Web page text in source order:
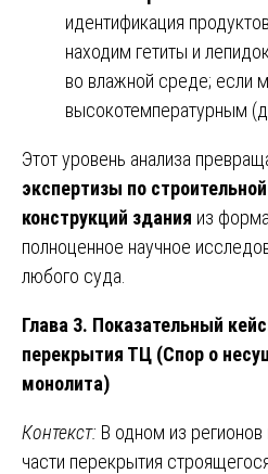
идентификация
находим гетиты и
во влажной среде; если
высокотемпературным
Этот уровень анализа
экспертизы по
конструкций здания из
полноценное научное
любого суда.
Глава 3. Показательный
перекрытия ТЦ (Спор о
монолита)
Контекст: В одном из
части перекрытия